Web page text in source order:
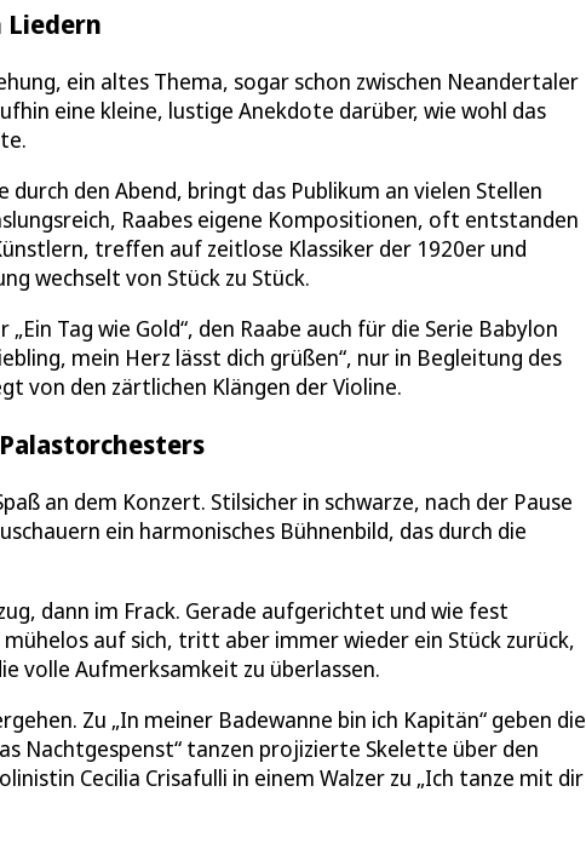
Liedern
ein altes Thema, sogar schon zwischen Neandertaler
eine kleine, lustige Anekdote darüber, wie wohl das
den Abend, bringt das Publikum an vielen Stellen
Raabes eigene Kompositionen, oft entstanden
treffen auf zeitlose Klassiker der 1920er und
wechselt von Stück zu Stück.
Tag wie Gold“, den Raabe auch für die Serie Babylon
mein Herz lässt dich grüßen“, nur in Begleitung des
von den zärtlichen Klängen der Violine.
an dem Konzert. Stilsicher in schwarze, nach der Pause
ein harmonisches Bühnenbild, das durch die
dann im Frack. Gerade aufgerichtet und wie fest
auf sich, tritt aber immer wieder ein Stück zurück,
volle Aufmerksamkeit zu überlassen.
Zu „In meiner Badewanne bin ich Kapitän“ geben die
Nachtgespenst“ tanzen projizierte Skelette über den
Cecilia Crisafulli in einem Walzer zu „Ich tanze mit dir